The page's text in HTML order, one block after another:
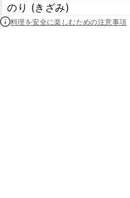
のり (きざみ)
料理を安全に楽しむための注意事項